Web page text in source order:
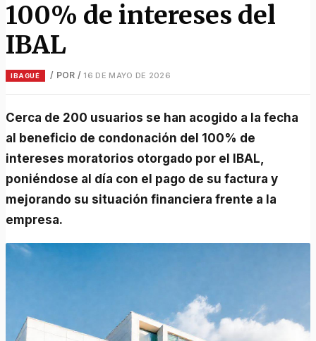
100% de intereses del
IBAL
IBAGUÉ / POR / 16 DE MAYO DE 2026
Cerca de 200 usuarios se han acogido a la fecha
al beneficio de condonación del 100% de
intereses moratorios otorgado por el IBAL,
poniéndose al día con el pago de su factura y
mejorando su situación financiera frente a la
empresa.